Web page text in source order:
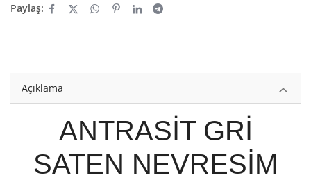
Paylaş:
Açıklama
ANTRASİT GRİ
SATEN NEVRESİM